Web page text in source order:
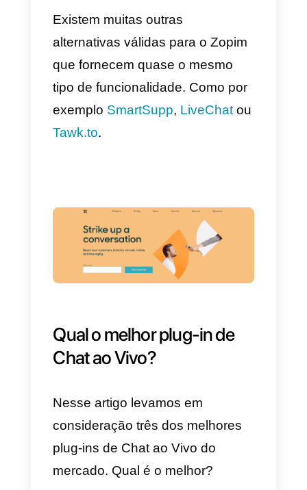
soluções viáveis, como Chat ao
Vivo da Drift, daCrispou da
HubSpot.
OZopimé a escolha ideal para
como uma plataforma de suporte
ao cliente e emissão de bilhetes.
Apesar de não ser exatamente